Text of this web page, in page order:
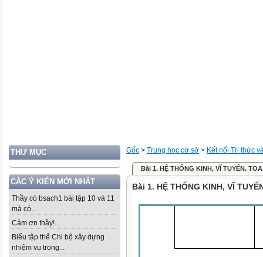
THƯ MỤC
CÁC Ý KIẾN MỚI NHẤT
Thầy có bsach1 bài tập 10 và 11
mà có...
Cảm ơn thầy!...
Biểu tập thể Chi bộ xây dựng
nhiệm vụ trọng...
Gốc > Trung học cơ sở > Kết nối Tri thức
Bài 1. HỆ THỐNG KINH, VĨ TUYẾN.
Bài 1. HỆ THỐNG KINH, VĨ